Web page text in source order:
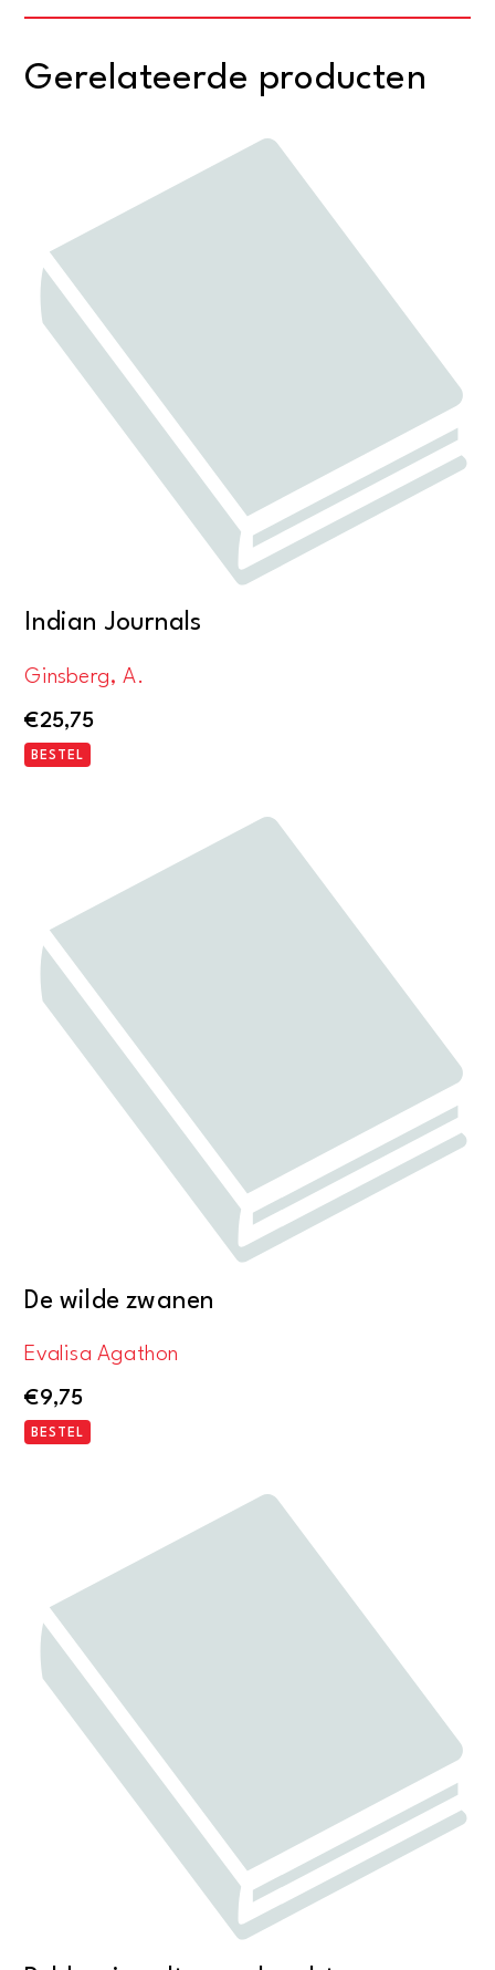
Gerelateerde producten
Indian Journals
Ginsberg, A.
€25,75
BESTEL
De wilde zwanen
Evalisa Agathon
€9,75
BESTEL